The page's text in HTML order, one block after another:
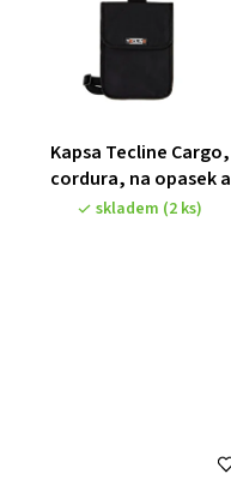
Kapsa Tecline Cargo,
cordura, na opasek a
stehno
skladem (2 ks)